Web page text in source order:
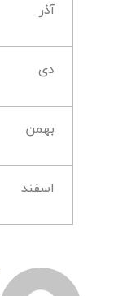
آذر
دی
بهمن
اسفند